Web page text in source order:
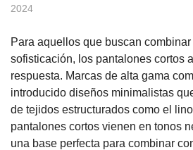
2024
Para aquellos que buscan
sofisticación, los pantalones cortos
respuesta. Marcas de alta gama
introducido diseños minimalistas
de tejidos estructurados como el
pantalones cortos vienen en tonos
una base perfecta para combinar